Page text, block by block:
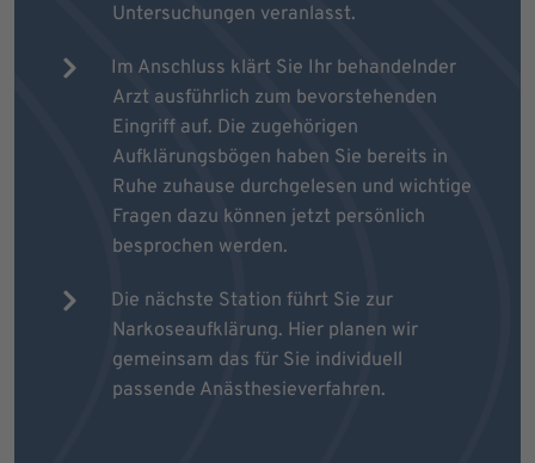
Untersuchungen veranlasst.
Im Anschluss klärt Sie Ihr behandelnder
Arzt ausführlich zum bevorstehenden
Eingriff auf. Die zugehörigen
Aufklärungsbögen haben Sie bereits in
Ruhe zuhause durchgelesen und wichtige
Fragen dazu können jetzt persönlich
besprochen werden.
Die nächste Station führt Sie zur
Narkoseaufklärung. Hier planen wir
gemeinsam das für Sie individuell
passende Anästhesieverfahren.